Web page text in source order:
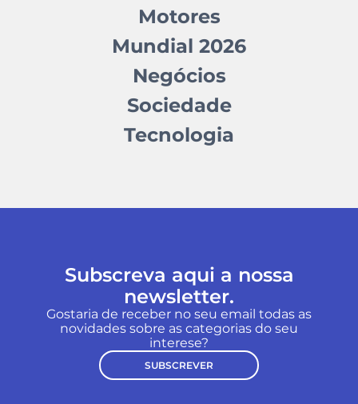
Motores
Mundial 2026
Negócios
Sociedade
Tecnologia
Subscreva aqui a nossa
newsletter.
Gostaria de receber no seu email todas as
novidades sobre as categorias do seu
interese?
SUBSCREVER